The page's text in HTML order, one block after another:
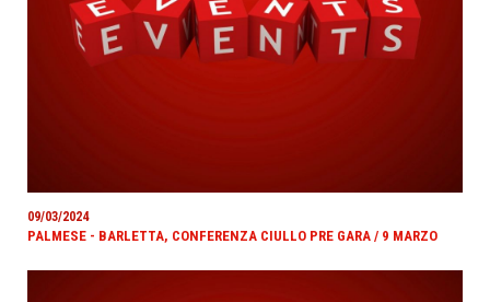
09/03/2024
PALMESE - BARLETTA, CONFERENZA CIULLO PRE GARA / 9 MARZO